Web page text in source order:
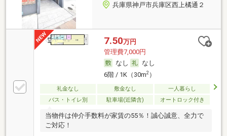
兵庫県神戸市兵庫区西上橘通２
7.50万円
管理費7,000円
なし
なし
6階 / 1K（30m2）
礼金なし 敷金なし
一人暮らし
バス・トイレ別
駐車場(近隣含) オートロック付き
当物件は仲介手数料が家賃の55％！誠心誠意、全力で
ご対応！